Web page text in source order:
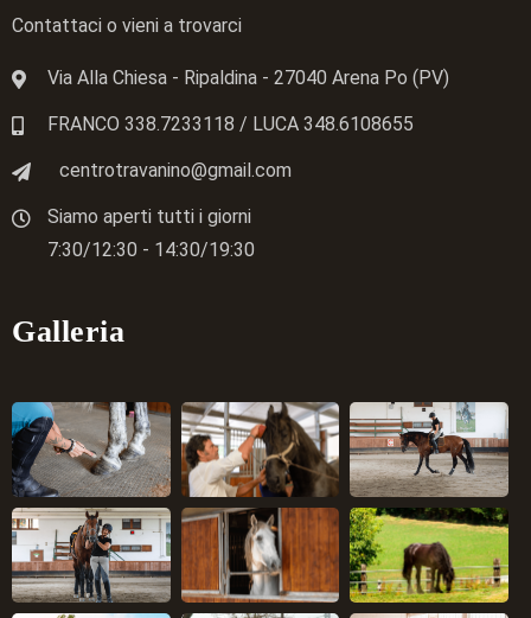
Contattaci o vieni a trovarci
Via Alla Chiesa - Ripaldina - 27040 Arena Po (PV)
FRANCO 338.7233118 / LUCA 348.6108655
centrotravanino@gmail.com
Siamo aperti tutti i giorni
7:30/12:30 - 14:30/19:30
Galleria